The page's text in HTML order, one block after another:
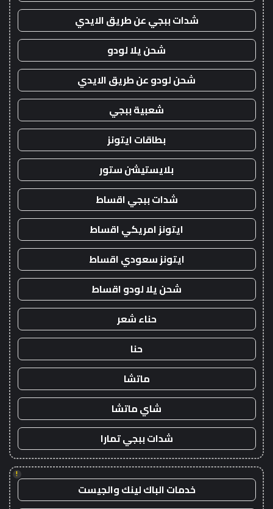
شدات ببجي عن طريق الايدي
شحن يلا لودو
شحن لودو عن طريق الايدي
شعبية ببجي
بطاقات ايتونز
بلايستيشن ستور
شدات ببجي اقساط
ايتونز امريكي اقساط
ايتونز سعودي اقساط
شحن يلا لودو اقساط
حناء شعر
حنا
ماتشا
شاي ماتشا
شدات ببجي تمارا
!
خدمات الباك لينك والجيست